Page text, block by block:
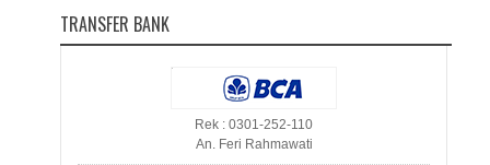
TRANSFER BANK
Rek : 0301-252-110
An. Feri Rahmawati